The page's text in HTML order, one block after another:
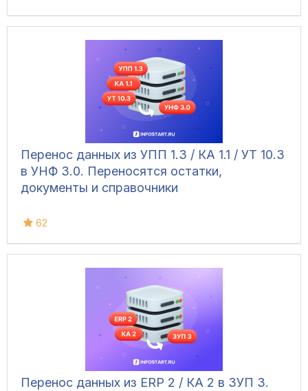
Перенос данных из УПП 1.3 / КА 1.1 / УТ 10.3
в УНФ 3.0. Переносятся остатки,
документы и справочники
62
Перенос данных из ERP 2 / КА 2 в ЗУП 3.